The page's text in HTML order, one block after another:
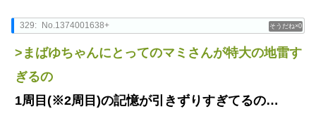
0
329: No.1374001638+
>まばゆちゃんにとってのマミさんが特大の地雷す
ぎるの
1周目(※2周目)の記憶が引きずりすぎてるの…